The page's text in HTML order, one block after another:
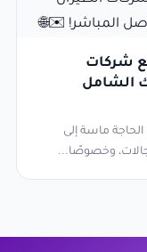
شركات
الشامل
ماسة إلى
وخصوصًا...